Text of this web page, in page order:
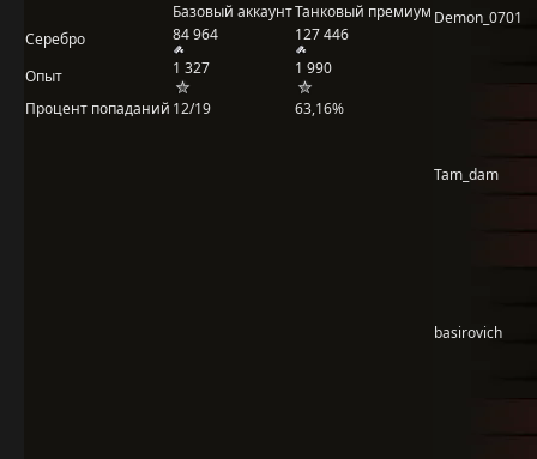
Базовый аккаунтТанковый премиум
Серебро
84 964 127 446
Опыт 1 327
1 990
Процент попаданий 12/19 63,16%
Demon_0701
Tam_dam
basirovich